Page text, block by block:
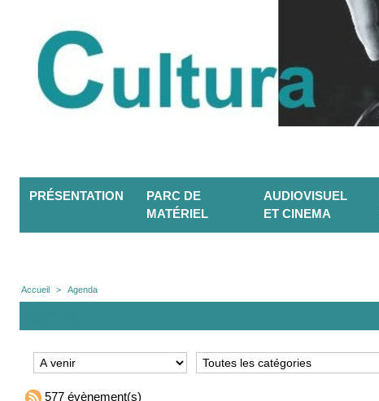
PRÉSENTATION
PARC DE
MATÉRIEL
AUDIOVISUEL
ET CINEMA
Accueil > Agenda
577 évènement(s)